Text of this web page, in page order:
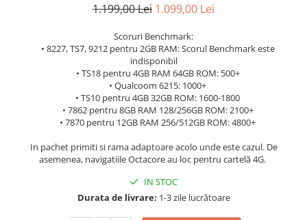
1.199,00 Lei 1.099,00 Lei
Scoruri Benchmark:
• 8227, TS7, 9212 pentru 2GB RAM: Scorul Benchmark este
indisponibil
• TS18 pentru 4GB RAM 64GB ROM: 500+
• Qualcoom 6215: 1000+
• TS10 pentru 4GB 32GB ROM: 1600-1800
• 7862 pentru 8GB RAM 128/256GB ROM: 2100+
• 7870 pentru 12GB RAM 256/512GB ROM: 4800+
In pachet primiti si rama adaptoare acolo unde este cazul. De
asemenea, navigatiile Octacore au loc pentru cartelă 4G.
IN STOC
Durata de livrare: 1-3 zile lucrătoare